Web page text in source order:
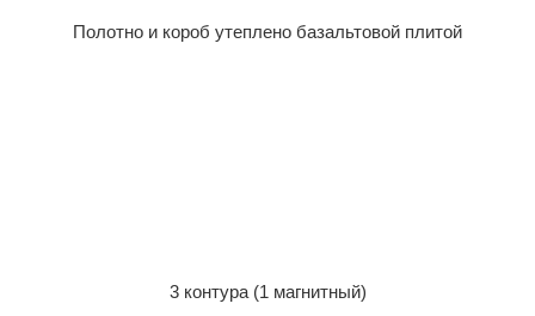
Полотно и короб утеплено базальтовой плитой
3 контура (1 магнитный)